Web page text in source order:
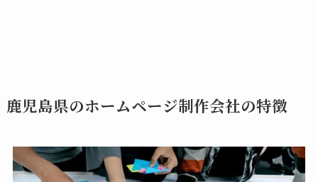
鹿児島県のホームページ制作会社の特徴